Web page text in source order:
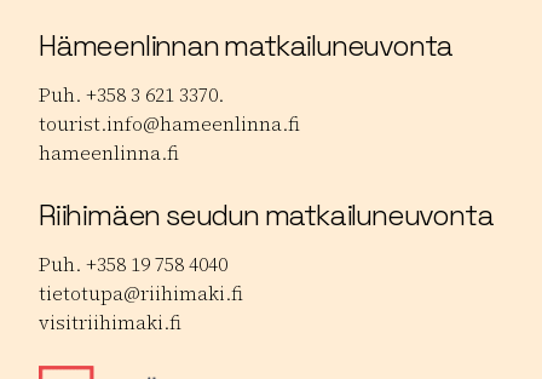
Hämeenlinnan matkailuneuvonta
Puh. +358 3 621 3370.
tourist.info@hameenlinna.fi
hameenlinna.fi
Riihimäen seudun matkailuneuvonta
Puh. +358 19 758 4040
tietotupa@riihimaki.fi
visitriihimaki.fi